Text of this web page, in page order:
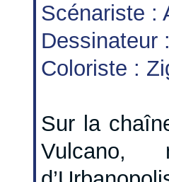
Scénariste :
Dessinateur
Coloriste :
Sur la
Vulcano,